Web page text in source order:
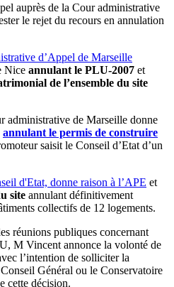
auprès de la Cour administrative
le rejet du recours en annulation
d’Appel de Marseille
Nice annulant le PLU-2007 et
de l’ensemble du site
administrative de Marseille donne
annulant le permis de construire
saisit le Conseil d’Etat d’un
d'Etat, donne raison à l’APE et
site annulant définitivement
collectifs de 12 logements.
réunions publiques concernant
M Vincent annonce la volonté de
l’intention de solliciter la
Général ou le Conservatoire
cette décision.